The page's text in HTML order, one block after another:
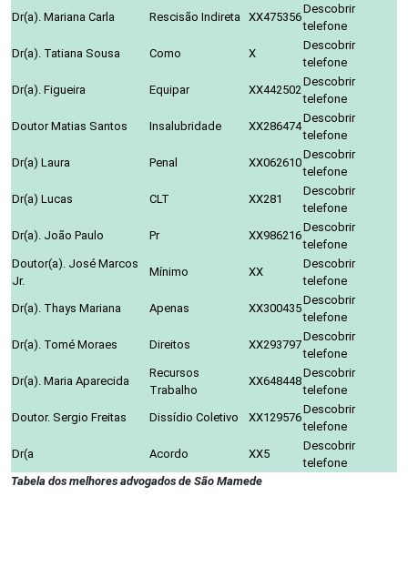
Dr(a). Mariana Carla
Rescisão Indireta XX475356
Descobrir
telefone
Dr(a). Tatiana Sousa
Como X
Descobrir
telefone
Dr(a). Figueira
Equipar XX442502
Descobrir
telefone
Doutor Matias Santos
Insalubridade XX286474
Descobrir
telefone
Dr(a) Laura
Penal XX062610
Descobrir
telefone
Dr(a) Lucas
CLT XX281
Descobrir
telefone
Dr(a). João Paulo
Pr XX986216
Descobrir
telefone
Doutor(a). José Marcos
Jr.
Mínimo XX
Descobrir
telefone
Dr(a). Thays Mariana
Apenas XX300435
Descobrir
telefone
Dr(a). Tomé Moraes
Direitos XX293797
Descobrir
telefone
Dr(a). Maria Aparecida
Recursos
Trabalho
XX648448
Descobrir
telefone
Doutor. Sergio Freitas
Dissídio Coletivo XX129576
Descobrir
telefone
Dr(a
Acordo XX5
Descobrir
telefone
Tabela dos melhores advogados de São Mamede